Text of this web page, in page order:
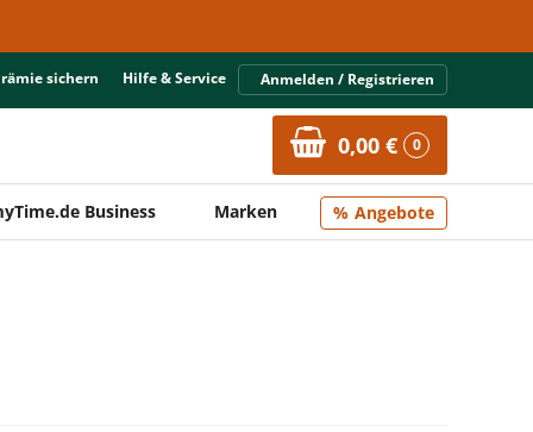
sichern Hilfe & Service Anmelden / Registrieren
0,00 € 0
Business Marken Angebote